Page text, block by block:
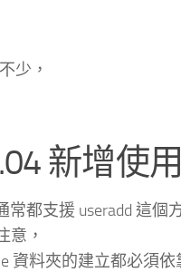
少，
新增使
都支援 useradd 這個
意，
資料夾的建立都必須依